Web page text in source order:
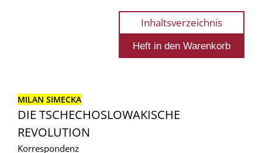
Inhaltsverzeichnis
MILAN SIMECKA
DIE TSCHECHOSLOWAKISCHE
REVOLUTION
Korrespondenz